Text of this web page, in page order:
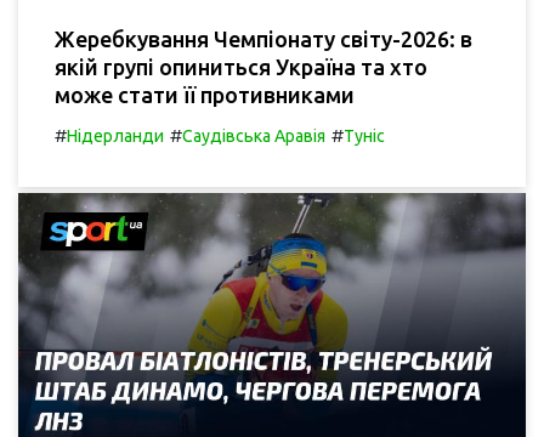
Жеребкування Чемпіонату світу-2026: в
якій групі опиниться Україна та хто
може стати її противниками
#Нідерланди #Саудівська Аравія #Туніс